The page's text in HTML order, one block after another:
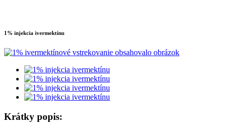
1% injekcia ivermektínu
Krátky popis: